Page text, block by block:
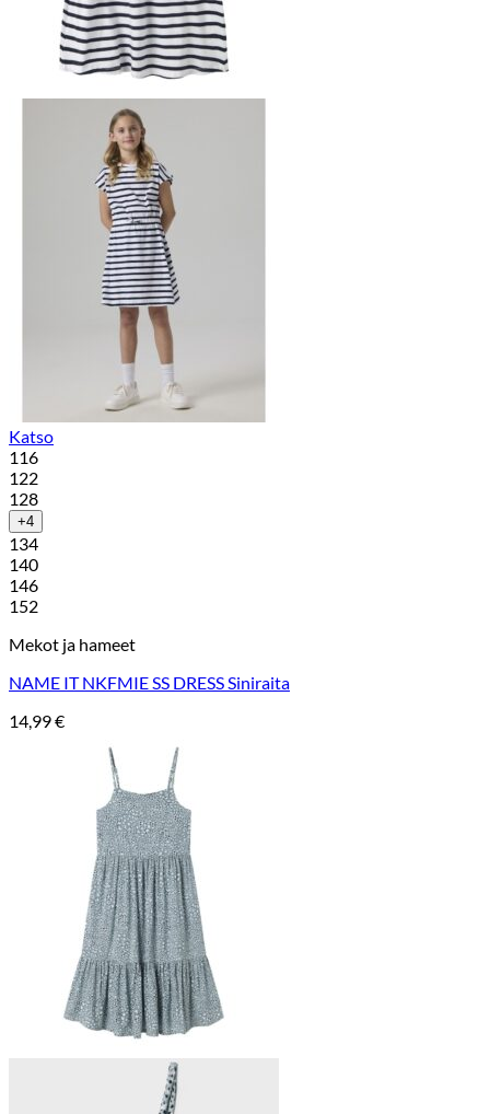
Katso
116
122
128
+4
134
140
146
152
Mekot ja hameet
NAME IT NKFMIE SS DRESS Siniraita
14,99€